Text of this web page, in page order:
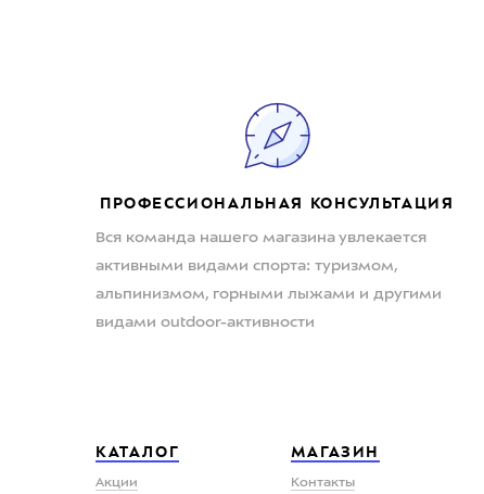
ПРОФЕССИОНАЛЬНАЯ КОНСУЛЬТАЦИЯ
Вся команда нашего магазина увлекается
активными видами спорта: туризмом,
альпинизмом, горными лыжами и другими
видами outdoor-активности
КАТАЛОГ
Акции
МАГАЗИН
Контакты